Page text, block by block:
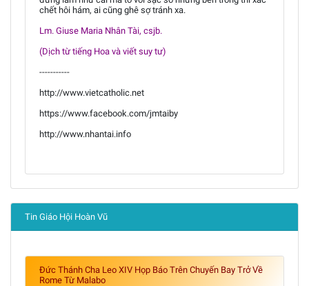
chết hôi hám, ai cũng ghê sợ tránh xa.
Lm. Giuse Maria Nhân Tài, csjb.
(Dịch từ tiếng Hoa và viết suy tư)
-----------
http://www.vietcatholic.net
https://www.facebook.com/jmtaiby
http://www.nhantai.info
Tin Giáo Hội Hoàn Vũ
Đức Thánh Cha Leo XIV Họp Báo Trên Chuyến Bay Trở Về
Rome Từ Malabo